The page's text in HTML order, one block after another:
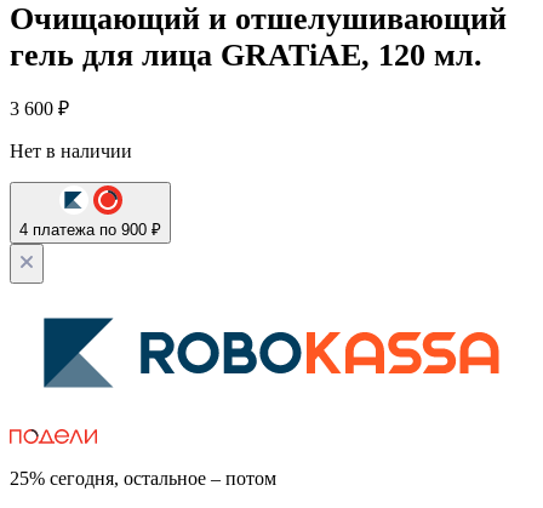
Очищающий и отшелушивающий
гель для лица GRATiAE, 120 мл.
3 600 ₽
Нет в наличии
4 платежа по 900 ₽
25% сегодня, остальное – потом